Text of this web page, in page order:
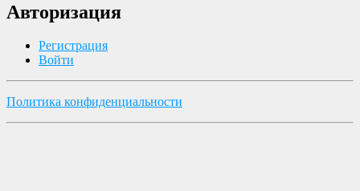
Авторизация
Регистрация
Войти
Политика конфиденциальности